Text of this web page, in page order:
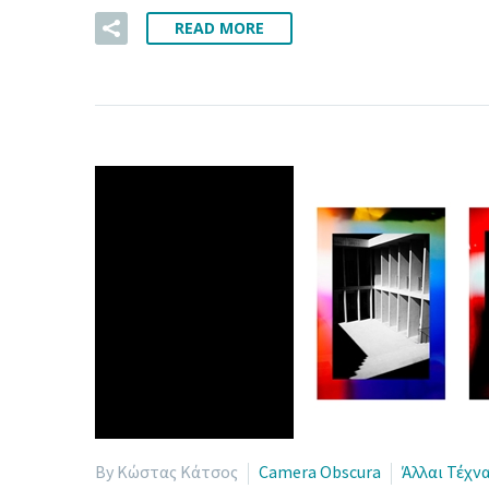
READ MORE
By Κώστας Κάτσος Camera Obscura Άλλαι